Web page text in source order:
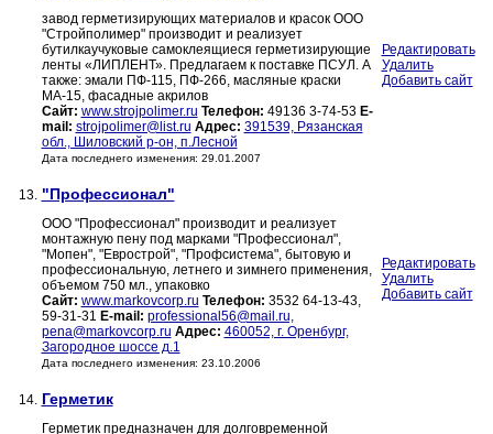
завод герметизирующих материалов и красок ООО
"Стройполимер" производит и реализует
бутилкаучуковые самоклеящиеся герметизирующие
ленты «ЛИПЛЕНТ». Предлагаем к поставке ПСУЛ. А
также: эмали ПФ-115, ПФ-266, масляные краски
МА-15, фасадные акрилов
Сайт: www.strojpolimer.ru Телефон: 49136 3-74-53 E-
mail: strojpolimer@list.ru Адрес: 391539, Рязанская
обл., Шиловский р-он, п.Лесной
Дата последнего изменения: 29.01.2007
Редактировать
Удалить
Добавить сайт
13. "Профессионал"
ООО "Профессионал" производит и реализует
монтажную пену под марками "Профессионал",
"Мопен", "Еврострой", "Профсистема", бытовую и
профессиональную, летнего и зимнего применения,
объемом 750 мл., упаковко
Сайт: www.markovcorp.ru Телефон: 3532 64-13-43,
59-31-31 E-mail: professional56@mail.ru,
pena@markovcorp.ru Адрес: 460052, г. Оренбург,
Загородное шоссе д.1
Дата последнего изменения: 23.10.2006
Редактировать
Удалить
Добавить сайт
14. Герметик
Герметик предназначен для долговременной